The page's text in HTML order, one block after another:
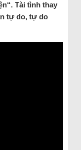
Tài tình thay
tự do, tự do